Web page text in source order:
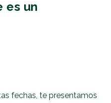
es un
fechas, te presentamos